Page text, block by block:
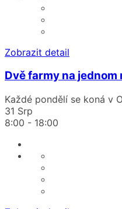
Zobrazit detail
Dvě farmy na jednom
Každé pondělí se koná v
31 Srp
8:00 - 18:00